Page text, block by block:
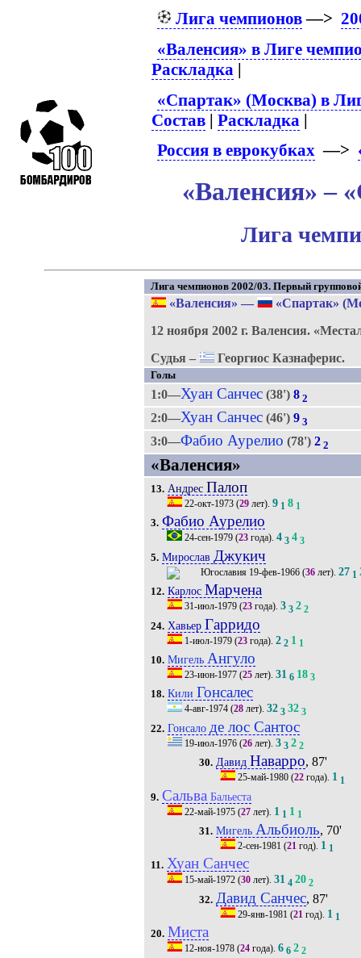
Лига чемпионов—>
«Валенсия» в Лиге
Раскладка |
«Спартак» (Москва) в
Состав |Раскладка |
Россия в еврокубках—>
«Валенсия» –
Лига
Лига чемпионов 2002/03. Первый
«Валенсия» —
«Спартак»
12 ноября 2002 г. Валенсия.
Судья –
Георгиос Казнаферис.
Голы
1:0—Хуан Санчес(38') 8 2
2:0—Хуан Санчес(46') 9 3
3:0—Фабио Аурелио (78') 2 2
«Валенсия»
13. Андрес Палоп
22-окт-1973(29лет). 9 1 8 1
3. Фабио Аурелио
24-сен-1979(23года). 4 3 4 3
5. Мирослав Джукич
19-фев-1966 (36 лет).27 1
12. Карлос Марчена
31-июл-1979(23года). 3 3 2 2
24. Хавьер Гарридо
1-июл-1979(23года). 2 2 1 1
10. Мигель Ангуло
23-июн-1977(25лет). 31 6 18 3
18. Кили Гонсалес
4-авг-1974(28лет). 32 3 32 3
22. Гонсало де лос Сантос
19-июл-1976(26лет). 3 3 2 2
30. Давид Наварро, 87'
25-май-1980 (22 года). 1 1
9. Сальва Бальеста
22-май-1975(27лет). 1 1 1 1
31. Мигель Альбиоль, 70'
2-сен-1981 (21 год). 1 1
11. Хуан Санчес
15-май-1972(30лет). 31 4 20 2
32. Давид Санчес, 87'
29-янв-1981 (21 год). 1 1
20. Миста
12-ноя-1978(24года). 6 6 2 2